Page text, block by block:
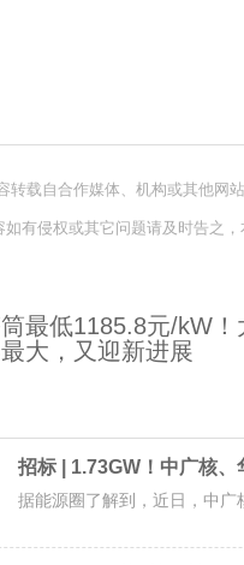
转载自合作媒体、机构或其他网
有侵权或其它问题请及时告之
最低1185.8元/kW！
大，又迎新进展
招标 | 1.73GW！中广核
据能源圈了解到，近日，中广